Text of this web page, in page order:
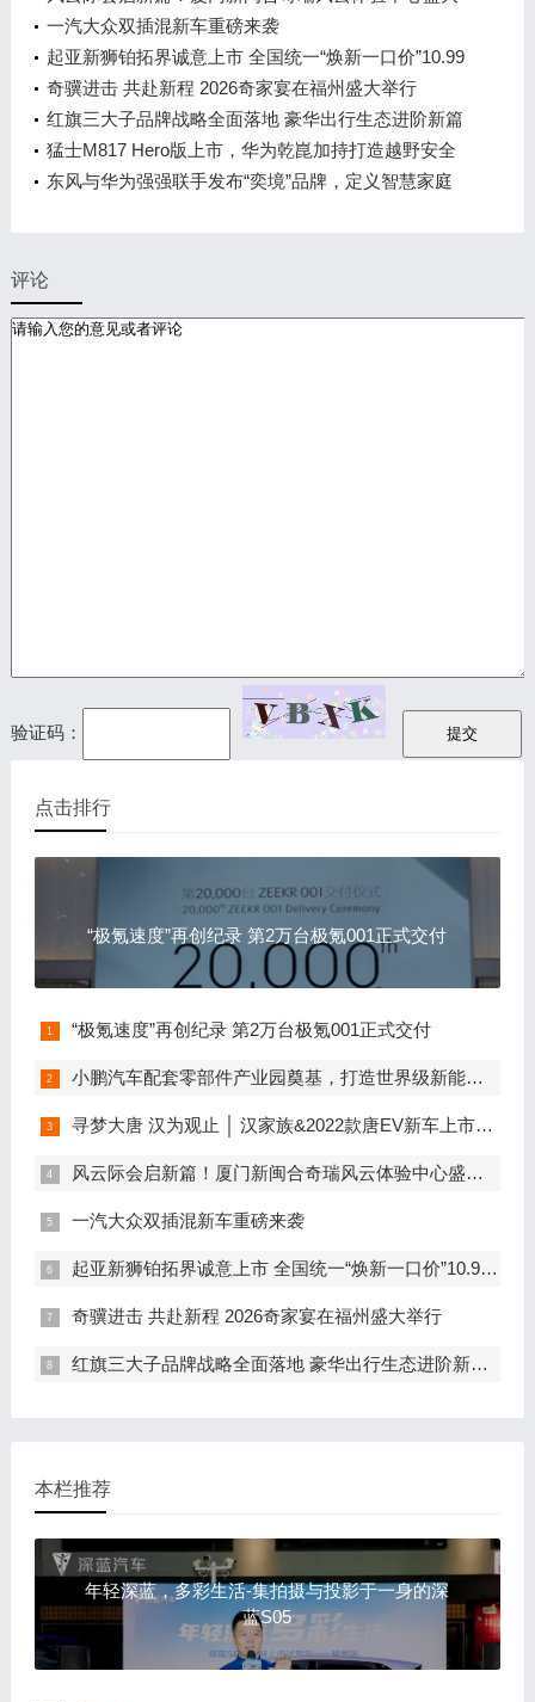
开业
一汽大众双插混新车重磅来袭
起亚新狮铂拓界诚意上市 全国统一“焕新一口价”10.99
万元起
奇骥进击 共赴新程 2026奇家宴在福州盛大举行
红旗三大子品牌战略全面落地 豪华出行生态进阶新篇
章
猛士M817 Hero版上市，华为乾崑加持打造越野安全
标杆！
东风与华为强强联手发布“奕境”品牌，定义智慧家庭
评论
验证码：
点击排行
“极氪速度”再创纪录 第2万台极氪001正式交付
“极氪速度”再创纪录 第2万台极氪001正式交付
小鹏汽车配套零部件产业园奠基，打造世界级新能源智能汽车集群
寻梦大唐 汉为观止 │ 汉家族&2022款唐EV新车上市发布会，敬请期待！
风云际会启新篇！厦门新闽合奇瑞风云体验中心盛大开业
一汽大众双插混新车重磅来袭
起亚新狮铂拓界诚意上市 全国统一“焕新一口价”10.99万元起
奇骥进击 共赴新程 2026奇家宴在福州盛大举行
红旗三大子品牌战略全面落地 豪华出行生态进阶新篇章
本栏推荐
年轻深蓝，多彩生活-集拍摄与投影于一身的深
蓝S05